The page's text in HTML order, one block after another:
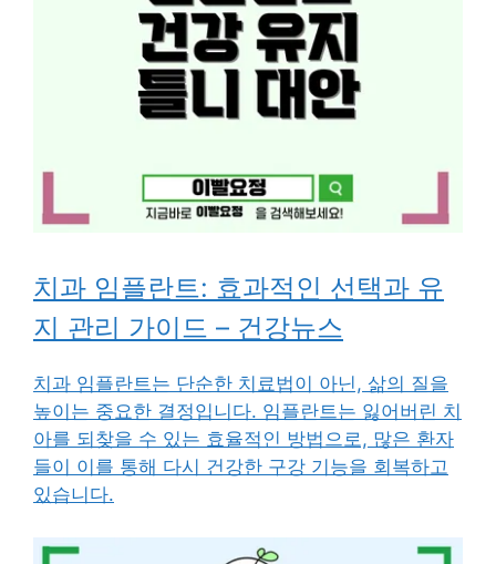
치과 임플란트: 효과적인 선택과 유
지 관리 가이드 – 건강뉴스
치과 임플란트는 단순한 치료법이 아닌, 삶의 질을
높이는 중요한 결정입니다. 임플란트는 잃어버린 치
아를 되찾을 수 있는 효율적인 방법으로, 많은 환자
들이 이를 통해 다시 건강한 구강 기능을 회복하고
있습니다.